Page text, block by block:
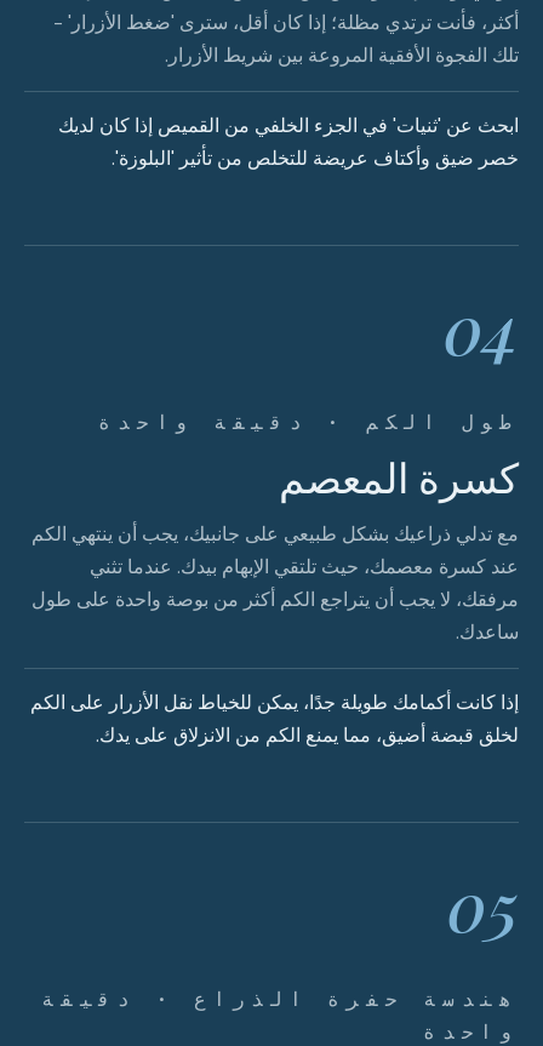
أكثر، فأنت ترتدي مظلة؛ إذا كان أقل، سترى 'ضغط الأزرار' -
تلك الفجوة الأفقية المروعة بين شريط الأزرار.
ابحث عن 'ثنيات' في الجزء الخلفي من القميص إذا كان لديك
خصر ضيق وأكتاف عريضة للتخلص من تأثير 'البلوزة'.
04
طول الكم · دقيقة واحدة
كسرة المعصم
مع تدلي ذراعيك بشكل طبيعي على جانبيك، يجب أن ينتهي الكم
عند كسرة معصمك، حيث تلتقي الإبهام بيدك. عندما تثني
مرفقك، لا يجب أن يتراجع الكم أكثر من بوصة واحدة على طول
ساعدك.
إذا كانت أكمامك طويلة جدًا، يمكن للخياط نقل الأزرار على الكم
لخلق قبضة أضيق، مما يمنع الكم من الانزلاق على يدك.
05
هندسة حفرة الذراع · دقيقة
واحدة